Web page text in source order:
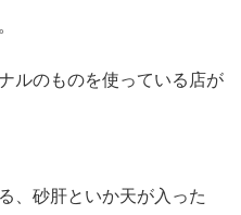
ルのものを使っている店が
、砂肝といか天が入った